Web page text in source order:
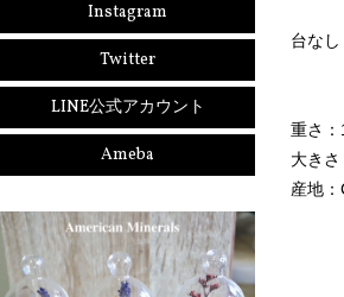
台なし
重さ
大き
産地
Instagram
Twitter
LINE公式アカウント
Ameba